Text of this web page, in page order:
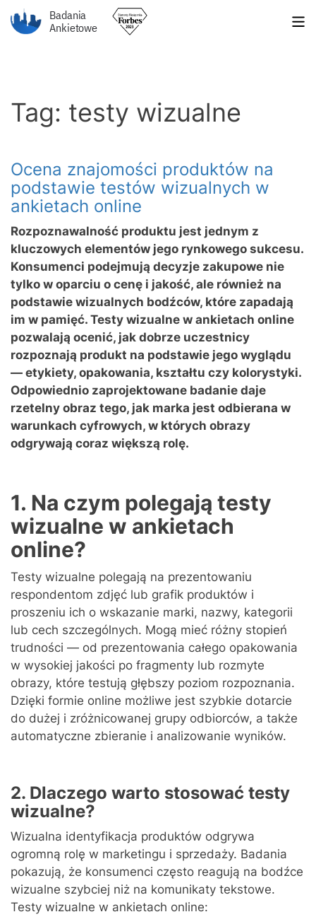
Badania
Ankietowe
Tag: testy wizualne
Ocena znajomości produktów na
podstawie testów wizualnych w
ankietach online
Rozpoznawalność produktu jest jednym z
kluczowych elementów jego rynkowego sukcesu.
Konsumenci podejmują decyzje zakupowe nie
tylko w oparciu o cenę i jakość, ale również na
podstawie wizualnych bodźców, które zapadają
im w pamięć. Testy wizualne w ankietach online
pozwalają ocenić, jak dobrze uczestnicy
rozpoznają produkt na podstawie jego wyglądu
— etykiety, opakowania, kształtu czy kolorystyki.
Odpowiednio zaprojektowane badanie daje
rzetelny obraz tego, jak marka jest odbierana w
warunkach cyfrowych, w których obrazy
odgrywają coraz większą rolę.
1. Na czym polegają testy
wizualne w ankietach
online?
Testy wizualne polegają na prezentowaniu
respondentom zdjęć lub grafik produktów i
proszeniu ich o wskazanie marki, nazwy, kategorii
lub cech szczególnych. Mogą mieć różny stopień
trudności — od prezentowania całego opakowania
w wysokiej jakości po fragmenty lub rozmyte
obrazy, które testują głębszy poziom rozpoznania.
Dzięki formie online możliwe jest szybkie dotarcie
do dużej i zróżnicowanej grupy odbiorców, a także
automatyczne zbieranie i analizowanie wyników.
2. Dlaczego warto stosować testy
wizualne?
Wizualna identyfikacja produktów odgrywa
ogromną rolę w marketingu i sprzedaży. Badania
pokazują, że konsumenci często reagują na bodźce
wizualne szybciej niż na komunikaty tekstowe.
Testy wizualne w ankietach online: